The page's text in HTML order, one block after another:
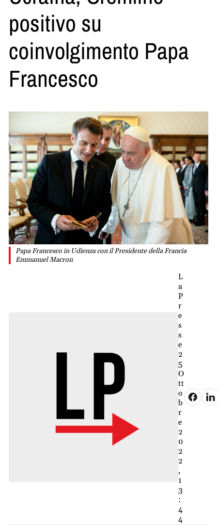
positivo su
coinvolgimento Papa
Francesco
Papa Francesco in Udienza con il Presidente della Francia
Emmanuel Macron
L
a
P
r
e
s
s
e
2
5
O
tt
o
b
r
e
2
0
2
2
,
1
3
:
4
4